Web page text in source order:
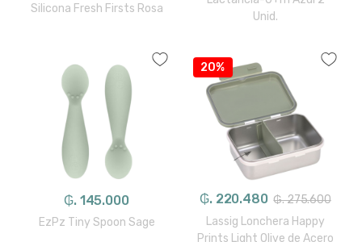
Silicona Fresh Firsts Rosa
Unid.
₲. 145.000
EzPz Tiny Spoon Sage
20%
₲. 220.480 ₲. 275.600
Lassig Lonchera Happy
Prints Light Olive de Acero